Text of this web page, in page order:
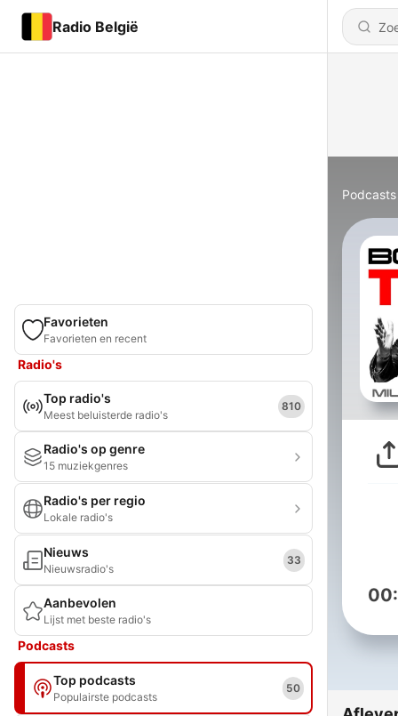
Radio België
Favorieten
Favorieten en recent
Radio's
Top radio's
Meest beluisterde radio's
810
Radio's op genre
15 muziekgenres
Radio's per regio
Lokale radio's
Nieuws
Nieuwsradio's
33
Aanbevolen
Lijst met beste radio's
Podcasts
Top podcasts
Populairste podcasts
50
Podcasts